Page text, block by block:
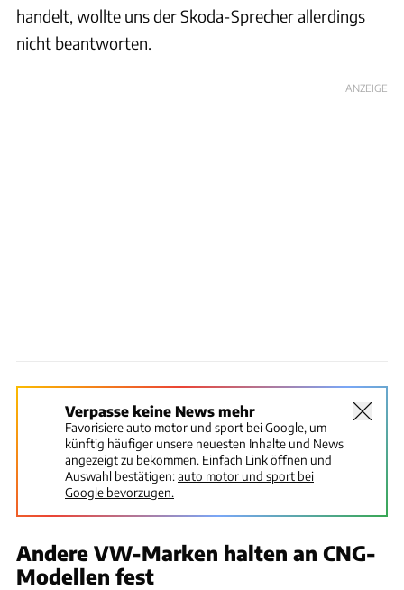
handelt, wollte uns der Skoda-Sprecher allerdings
nicht beantworten.
ANZEIGE
Verpasse keine News mehr
Favorisiere auto motor und sport bei Google, um
künftig häufiger unsere neuesten Inhalte und News
angezeigt zu bekommen. Einfach Link öffnen und
Auswahl bestätigen:auto motor und sport bei
Google bevorzugen.
Andere VW-Marken halten an CNG-
Modellen fest